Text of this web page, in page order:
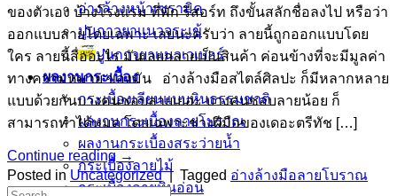
อ่างล้างหน้าเซรามิค
ปูนกาวยาเเนวจระเข้
ปูนกาวยาเเนวเวเบอร์
ผลงานกระเบื้อง
กระเบื้องเลียนแบบหินธรรมชาติ
ผลงานกระเบื้องลายโบราณ
ผลงานกระเบื้องสระว่ายนํ้า
กระเบื้องลายไม้
กระเบื้องลายหินอ่อน
ของตัวเอง บ้างโรงแรม ที่พัก รีสอร์ท ถึงขั้นสลักชื่อลงไป หรือว่า
ออกแบบลายโดยเฉพาะ เลยนะครับว่า ลายนี้ถูกออกแบบโดย
ใคร ลายนี้สื่ออะไร มันเลยกลายเป็นสินค้า ค่อนข้างที่จะมีมูลค่า
ทางความหมาย ของมัน อ่างล้างมือสไตล์ศิลปะ ก็มีหลากหลาย
แบบด้วยกันบางคนชอบลายเยอะ บางคนชอบลายน้อย ก็
สามารถทำได้หมด โดยเฉพาะช่างฝีมือของเดอะตรีทัช […]
Continue reading →
Posted in Uncategorized | Tagged อ่างล้างมือลายโบราณ